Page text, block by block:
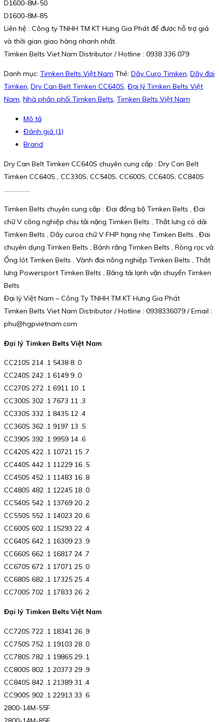
D1600-8M-50
D1600-8M-85
Liên hệ : Công ty TNHH TM KT Hưng Gia Phát để được hỗ trợ giá
và thời gian giao hàng nhanh nhất.
Timken Belts Viet Nam Distributor / Hotline : 0938 336 079
Danh mục: Timken Belts Việt Nam Thẻ: Dây Curo Timken, Dây đai
Timken, Dry Can Belt Timken CC640S, Đại lý Timken Belts Việt
Nam, Nhà phân phối Timken Belts, Timken Belts Việt Nam
Mô tả
Đánh giá (1)
Brand
Dry Can Belt Timken CC640S chuyên cung cấp : Dry Can Belt
Timken CC640S , CC330S, CC540S, CC600S, CC640S, CC840S
………………
Timken Belts chuyên cung cấp : Đai đồng bộ Timken Belts , Đai
chữ V công nghiệp chịu tải nặng Timken Belts , Thắt lưng có dải
Timken Belts , Dây curoa chữ V FHP hạng nhẹ Timken Belts , Đai
chuyên dụng Timken Belts , Bánh răng Timken Belts , Ròng rọc và
Ống lót Timken Belts , Vành đai nông nghiệp Timken Belts , Thắt
lưng Powersport Timken Belts , Băng tải lạnh vận chuyển Timken
Belts
Đại lý Việt Nam – Công Ty TNHH TM KT Hưng Gia Phát
Timken Belts Viet Nam Distributor / Hotline : 0938336079 / Email :
phu@hgpvietnam.com
Đại lý Timken Belts Việt Nam
CC210S 214 .1 5438 8 .0
CC240S 242 .1 6149 9 .0
CC270S 272 .1 6911 10 .1
CC300S 302 .1 7673 11 .3
CC330S 332 .1 8435 12 .4
CC360S 362 .1 9197 13 .5
CC390S 392 .1 9959 14 .6
CC420S 422 .1 10721 15 .7
CC440S 442 .1 11229 16 .5
CC450S 452 .1 11483 16 .8
CC480S 482 .1 12245 18 .0
CC540S 542 .1 13769 20 .2
CC550S 552 .1 14023 20 .6
CC600S 602 .1 15293 22 .4
CC640S 642 .1 16309 23 .9
CC660S 662 .1 16817 24 .7
CC670S 672 .1 17071 25 .0
CC680S 682 .1 17325 25 .4
CC700S 702 .1 17833 26 .2
Đại lý Timken Belts Việt Nam
CC720S 722 .1 18341 26 .9
CC750S 752 .1 19103 28 .0
CC780S 782 .1 19865 29 .1
CC800S 802 .1 20373 29 .9
CC840S 842 .1 21389 31 .4
CC900S 902 .1 22913 33 .6
2800-14M-55F